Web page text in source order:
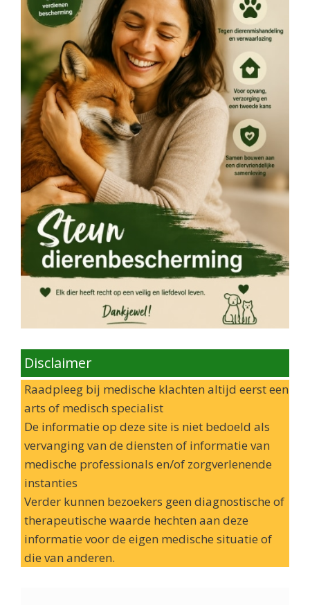
Disclaimer
Raadpleeg bij medische klachten altijd eerst een
arts of medisch specialist
De informatie op deze site is niet bedoeld als
vervanging van de diensten of informatie van
medische professionals en/of zorgverlenende
instanties
Verder kunnen bezoekers geen diagnostische of
therapeutische waarde hechten aan deze
informatie voor de eigen medische situatie of
die van anderen.